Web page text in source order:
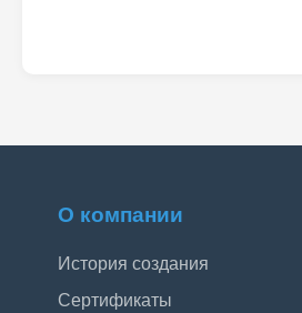
О компании
История создания
Сертификаты